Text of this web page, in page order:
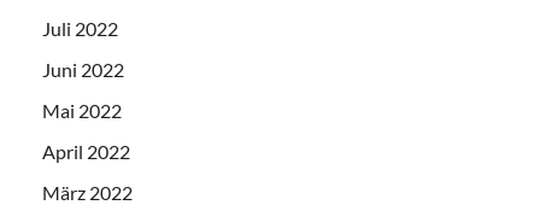
Juli 2022
Juni 2022
Mai 2022
April 2022
März 2022